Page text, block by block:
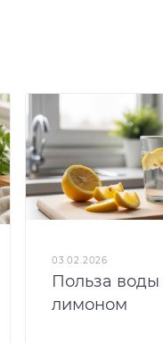
03.02.2026
Польза воды
лимоном